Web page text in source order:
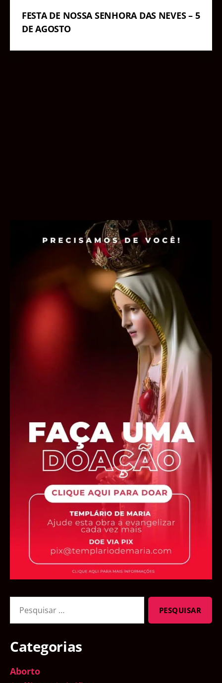
FESTA DE NOSSA SENHORA DAS NEVES – 5
DE AGOSTO
por:
Categorias
Aborto